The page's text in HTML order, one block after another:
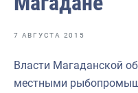
Отраслевые СМИ
Выставки и
Научно-
Рыбоохрана России
7 АВГУСТА 2015
Власти Магаданской
местными